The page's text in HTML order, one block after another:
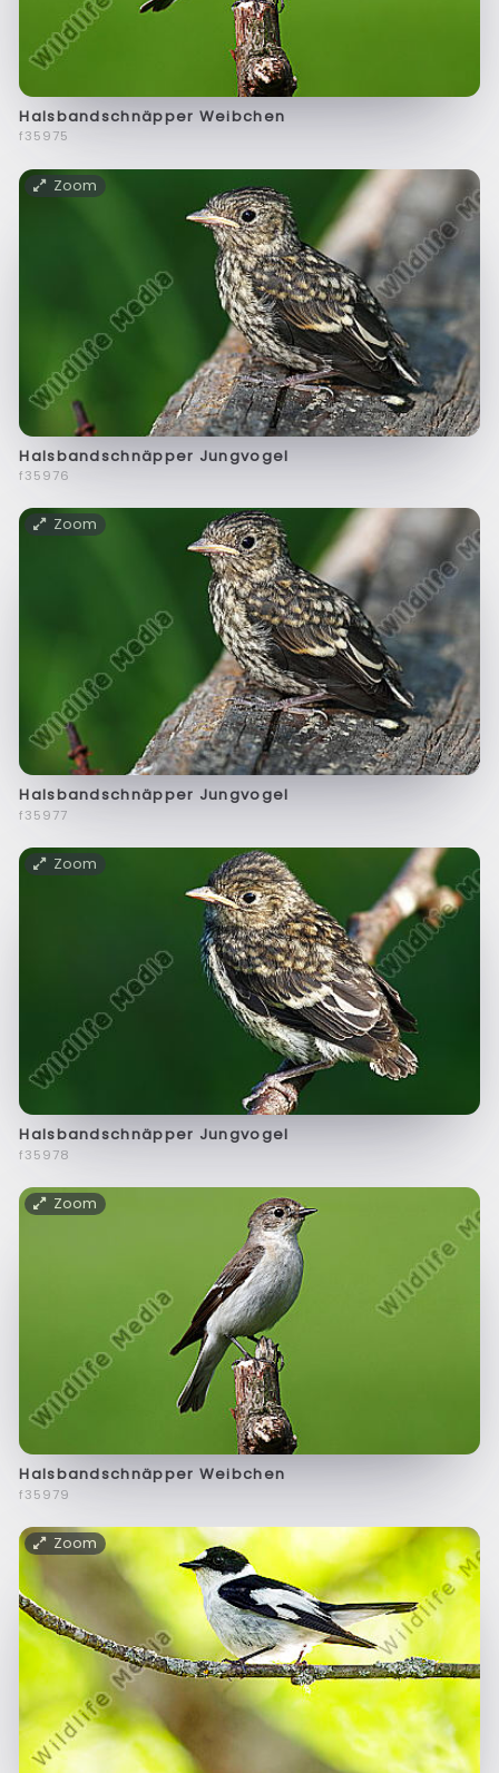
Halsbandschnäpper Weibchen
f35975
Zoom
Halsbandschnäpper Jungvogel
f35976
Zoom
Halsbandschnäpper Jungvogel
f35977
Zoom
Halsbandschnäpper Jungvogel
f35978
Zoom
Halsbandschnäpper Weibchen
f35979
Zoom